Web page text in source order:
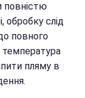
повністю
обробку слід
повного
пляму в